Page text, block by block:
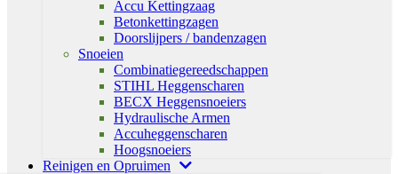
Accu Kettingzaag
Betonkettingzagen
Doorslijpers / bandenzagen
Snoeien
Combinatiegereedschappen
STIHL Heggenscharen
BECX Heggensnoeiers
Hydraulische Armen
Accuheggenscharen
Hoogsnoeiers
Reinigen en Opruimen